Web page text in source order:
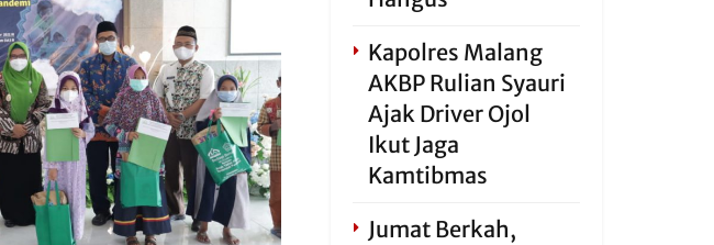
Kapolres Malang
AKBP Rulian Syauri
Ajak Driver Ojol
Ikut Jaga
Kamtibmas
Jumat Berkah,